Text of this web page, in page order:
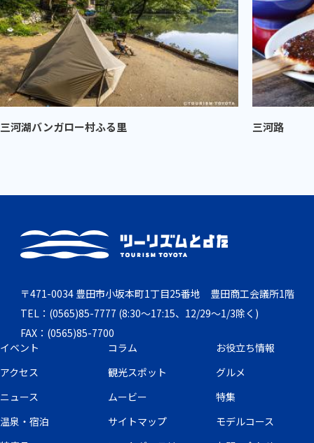
三河湖バンガロー村ふる里 三河路
〒471-0034 豊田市小坂本町1丁目25番地 豊田商工会議所1階
TEL：(0565)85-7777 (8:30～17:15、12/29～1/3除く)
FAX：(0565)85-7700
イベント
コラム
お役立ち情報
アクセス
観光スポット
グルメ
ニュース
ムービー
特集
温泉・宿泊
サイトマップ
モデルコース